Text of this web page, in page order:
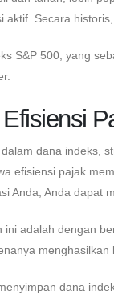
aktif. Secara
S&P 500, yang
dana indeks,
efisiensi pajak
Anda, Anda dapat
ini adalah dengan
dana